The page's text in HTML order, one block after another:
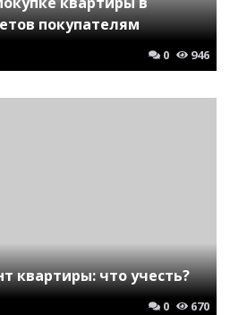
покупателям
0 946
квартиры: что учесть?
0 670